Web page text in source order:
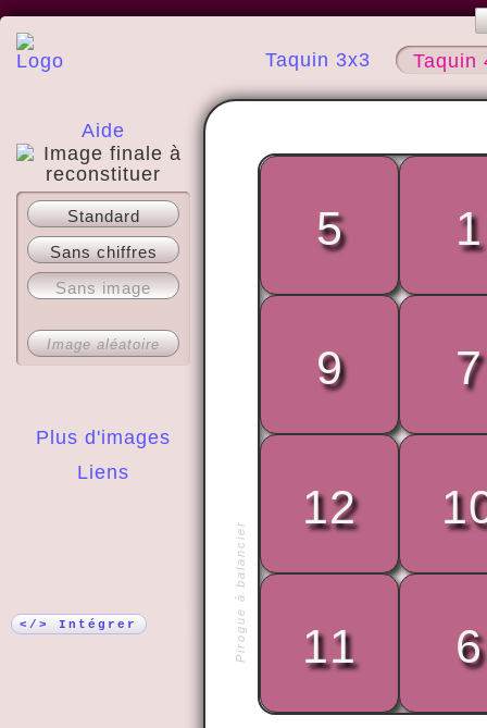
Taquin 3x3 Taquin
Aide
A propos
Plus d'images
Liens
Standard
Sans chiffres
Sans image
Image aléatoire
</> Intégrer Pirogue à balancier
le monde
5 1
9 7
12
11 6